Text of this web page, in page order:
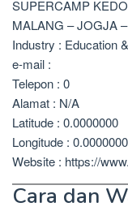
SUPERCAMP
MALANG – JOGJA
Industry : Education
e-mail :
Telepon : 0
Alamat : N/A
Latitude : 0.0000000
Longitude : 0.0000000
Website : https://
Cara dan